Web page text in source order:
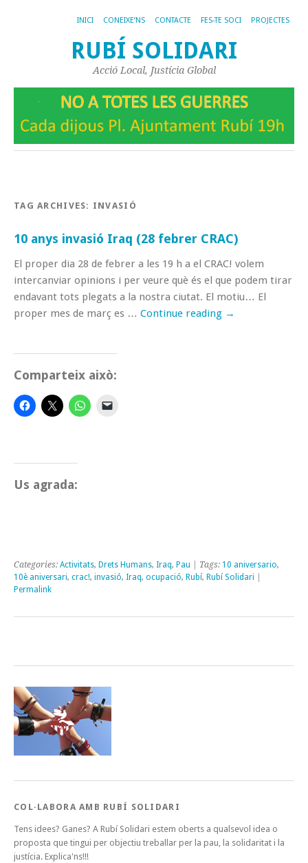
INICI CONEIXE’NS CONTACTE FES-TE SOCI PROJECTES
RUBÍ SOLIDARI
Acció Local, Justícia Global
TAG ARCHIVES: INVASIÓ
10 anys invasió Iraq (28 febrer CRAC)
El proper dia 28 de febrer a les 19 h a el CRAC! volem
intercanviar opinions i per veure què és el que podem tirar
endavant tots plegats a la nostra ciutat. El motiu… El
proper mes de març es … Continue reading →
Comparteix això:
Us agrada:
Categories: Activitats, Drets Humans, Iraq, Pau | Tags: 10 aniversario,
10è aniversari, crac!, invasió, Iraq, ocupació, Rubí, Rubí Solidari
Permalink
COL·LABORA AMB RUBÍ SOLIDARI
Tens idees? Ganes? A Rubí Solidari estem oberts a qualsevol idea o
proposta que tingui per objectiu treballar per la pau, la solidaritat i la
justícia. Explica'ns!!!